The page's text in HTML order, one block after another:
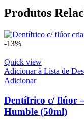
Produtos
-13%
Quick view
Adicionar à Lista de
Adicionar
Dentífrico c/ flúor
Humble (50ml)